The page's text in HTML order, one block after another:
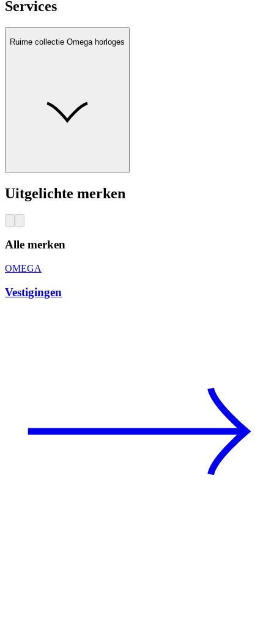
Services
Ruime collectie Omega horloges
Uitgelichte merken
Alle merken
OMEGA
Vestigingen